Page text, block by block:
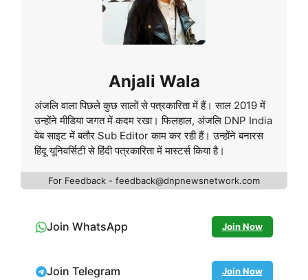
Anjali Wala
अंजलि वाला पिछले कुछ सालों से पत्रकारिता में हैं। साल 2019 में
उन्होंने मीडिया जगत में कदम रखा। फिलहाल, अंजलि DNP India
वेब साइट में बतौर Sub Editor काम कर रही हैं। उन्होंने बनारस
हिंदू यूनिवर्सिटी से हिंदी पत्रकारिता में मास्टर्स किया है।
For Feedback - feedback@dnpnewsnetwork.com
Join WhatsApp Join Now
Join Telegram Join Now